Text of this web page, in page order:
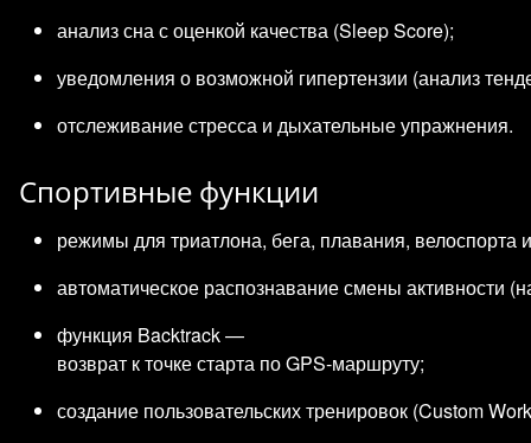
анализ сна с оценкой качества (Sleep Score);
уведомления о возможной гипертензии (анализ
отслеживание стресса и дыхательные упражнения.
Спортивные функции
режимы для триатлона, бега, плавания, велоспорта
автоматическое распознавание смены активности
функция Backtrack —
возврат к точке старта по GPS‑маршруту;
создание пользовательских тренировок (Custom